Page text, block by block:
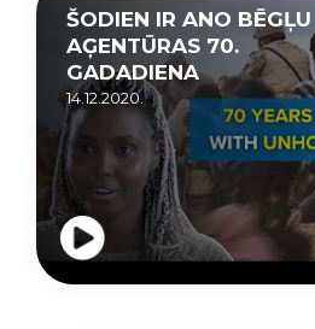
ŠODIEN IR ANO BĒGĻU
AĢENTŪRAS 70.
GADADIENA
14.12.2020.